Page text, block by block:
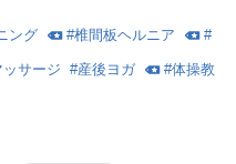
ング #椎間板ヘルニア #
サージ #産後ヨガ #体操教